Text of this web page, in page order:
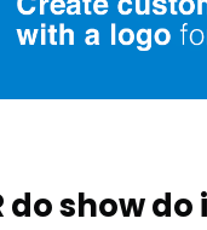
do show